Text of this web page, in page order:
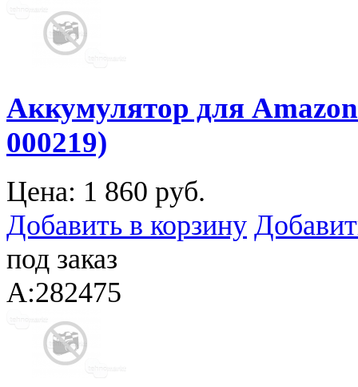
Аккумулятор для
000219)
Цена: 1 860 руб.
Добавить в корзину
под заказ
A:282475